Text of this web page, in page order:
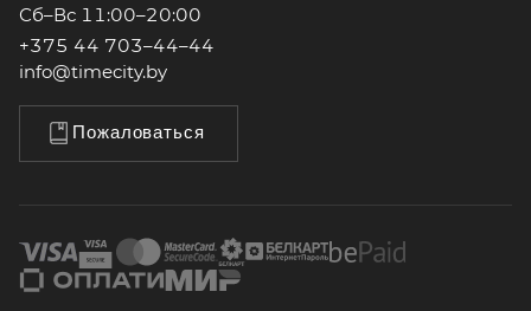
Сб–Вс 11:00–20:00
+375 44 703–44–44
info@timecity.by
Пожаловаться